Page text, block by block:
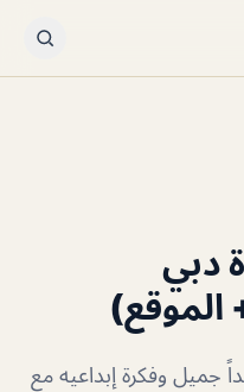
دبي
الموقع)
جميل وفكرة إبداعيه مع